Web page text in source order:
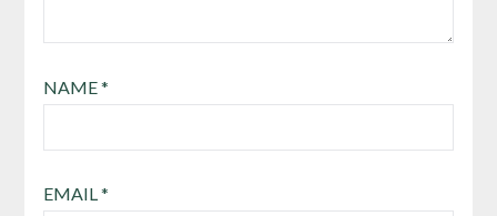
NAME*
EMAIL *